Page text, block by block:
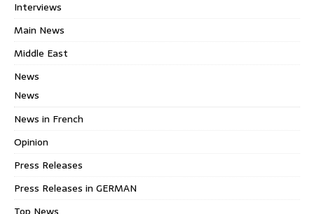
Interviews
Main News
Middle East
News
News
News in French
Opinion
Press Releases
Press Releases in GERMAN
Top News